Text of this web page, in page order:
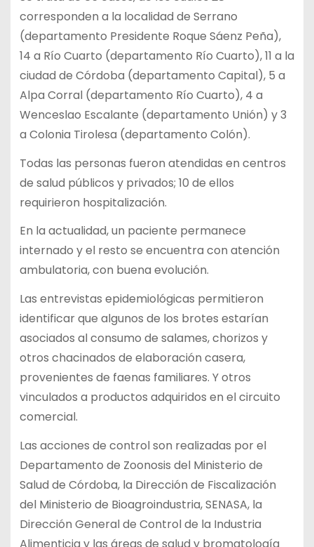
corresponden a la localidad de Serrano
(departamento Presidente Roque Sáenz Peña),
14 a Río Cuarto (departamento Río Cuarto), 11 a la
ciudad de Córdoba (departamento Capital), 5 a
Alpa Corral (departamento Río Cuarto), 4 a
Wenceslao Escalante (departamento Unión) y 3
a Colonia Tirolesa (departamento Colón).
Todas las personas fueron atendidas en centros
de salud públicos y privados; 10 de ellos
requirieron hospitalización.
En la actualidad, un paciente permanece
internado y el resto se encuentra con atención
ambulatoria, con buena evolución.
Las entrevistas epidemiológicas permitieron
identificar que algunos de los brotes estarían
asociados al consumo de salames, chorizos y
otros chacinados de elaboración casera,
provenientes de faenas familiares. Y otros
vinculados a productos adquiridos en el circuito
comercial.
Las acciones de control son realizadas por el
Departamento de Zoonosis del Ministerio de
Salud de Córdoba, la Dirección de Fiscalización
del Ministerio de Bioagroindustria, SENASA, la
Dirección General de Control de la Industria